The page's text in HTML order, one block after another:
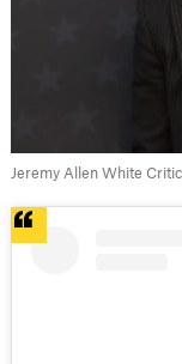
Jeremy Allen White